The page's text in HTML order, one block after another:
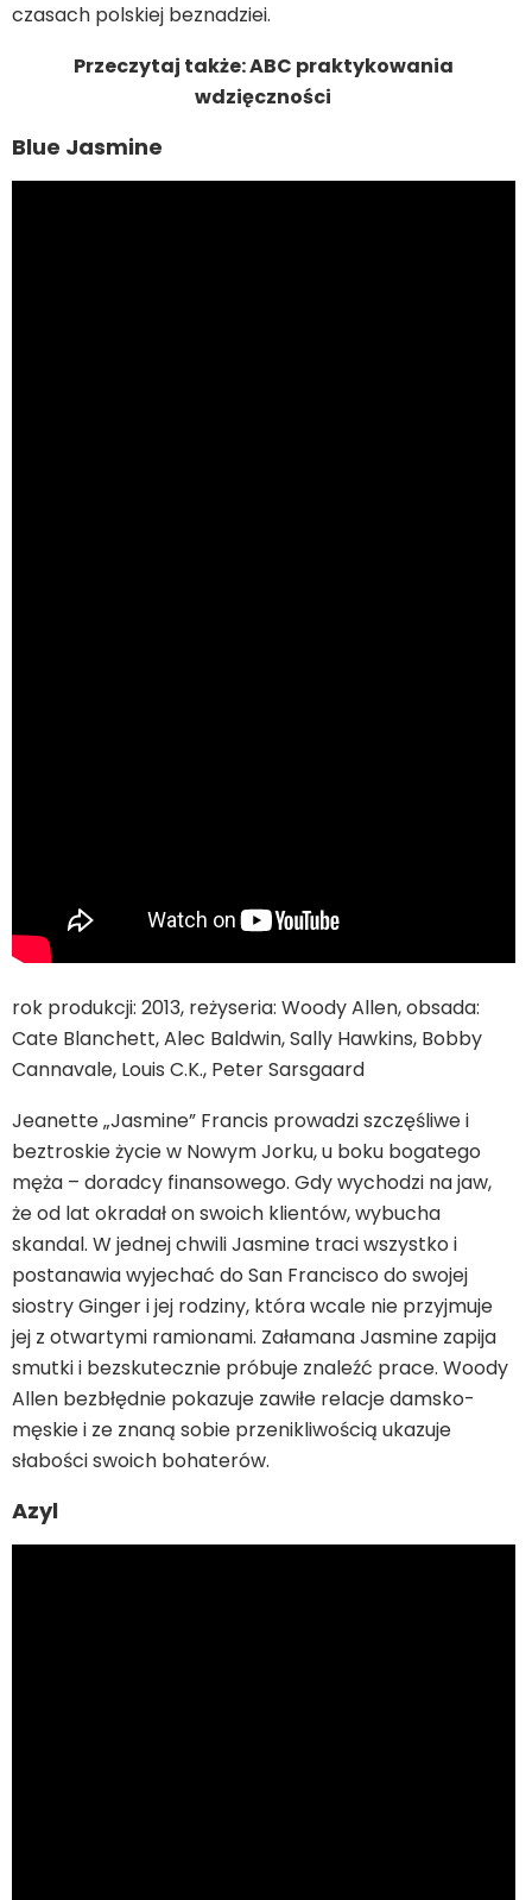
czasach polskiej beznadziei.
Przeczytaj także: ABC praktykowania
wdzięczności
Blue Jasmine
rok produkcji: 2013, reżyseria: Woody Allen, obsada:
Cate Blanchett, Alec Baldwin, Sally Hawkins, Bobby
Cannavale, Louis C.K., Peter Sarsgaard
Jeanette „Jasmine” Francis prowadzi szczęśliwe i
beztroskie życie w Nowym Jorku, u boku bogatego
męża – doradcy finansowego. Gdy wychodzi na jaw,
że od lat okradał on swoich klientów, wybucha
skandal. W jednej chwili Jasmine traci wszystko i
postanawia wyjechać do San Francisco do swojej
siostry Ginger i jej rodziny, która wcale nie przyjmuje
jej z otwartymi ramionami. Załamana Jasmine zapija
smutki i bezskutecznie próbuje znaleźć prace. Woody
Allen bezbłędnie pokazuje zawiłe relacje damsko-
męskie i ze znaną sobie przenikliwością ukazuje
słabości swoich bohaterów.
Azyl